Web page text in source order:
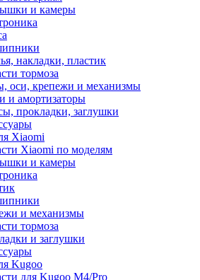
и камеры
накладки, пластик
тормоза
оси, крепежи и механизмы
и амортизаторы
прокладки, заглушки
Xiaomi
Xiaomi по моделям
и камеры
и механизмы
тормоза
и заглушки
Kugoo
для Kugoo M4/Pro